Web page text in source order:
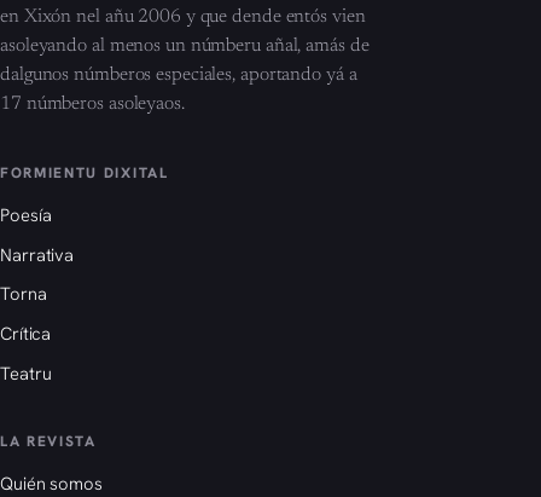
en Xixón nel añu 2006 y que dende entós vien
asoleyando al menos un númberu añal, amás de
dalgunos númberos especiales, aportando yá a
17 númberos asoleyaos.
FORMIENTU DIXITAL
Poesía
Narrativa
Torna
Crítica
Teatru
LA REVISTA
Quién somos